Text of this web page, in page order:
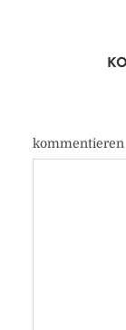
kommentieren